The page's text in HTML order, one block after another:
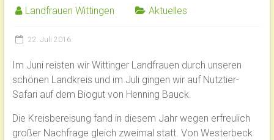
Landfrauen Wittingen Aktuelles
22. Juli 2016
Im Juni reisten wir Wittinger Landfrauen durch unseren
schönen Landkreis und im Juli gingen wir auf Nutztier-
Safari auf dem Biogut von Henning Bauck.
Die Kreisbereisung fand in diesem Jahr wegen erfreulich
großer Nachfrage gleich zweimal statt. Von Westerbeck